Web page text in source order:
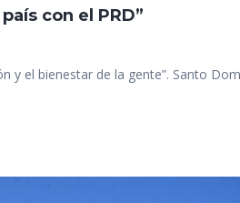
con el PRD”
el bienestar de la gente”. Santo